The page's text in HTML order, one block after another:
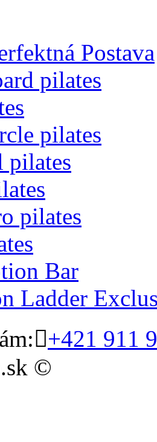
Postava
pilates
pilates
pilates
pilates
Bar
Ladder
+421 911
©